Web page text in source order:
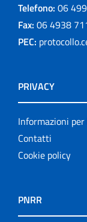
Telefono: 06
Fax: 06 4938
PEC:
PRIVACY
Informazioni
Contatti
Cookie policy
PNRR